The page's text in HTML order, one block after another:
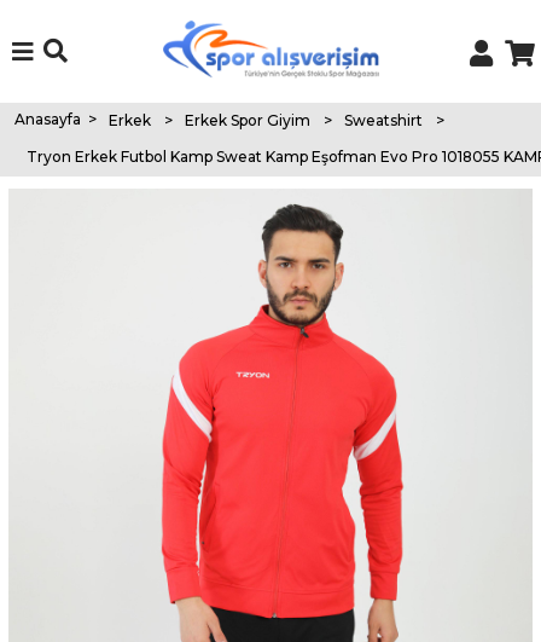
Anasayfa > Erkek > Erkek Spor Giyim > Sweatshirt
>
Tryon Erkek Futbol Kamp Sweat Kamp Eşofman Evo Pro 1018055